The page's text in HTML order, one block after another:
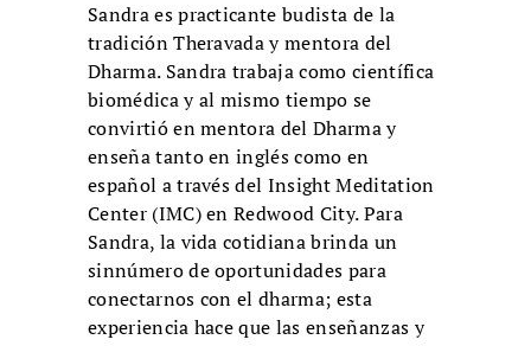
Sandra es practicante budista de la
tradición Theravada y mentora del
Dharma. Sandra trabaja como científica
biomédica y al mismo tiempo se
convirtió en mentora del Dharma y
enseña tanto en inglés como en
español a través del Insight Meditation
Center (IMC) en Redwood City. Para
Sandra, la vida cotidiana brinda un
sinnúmero de oportunidades para
conectarnos con el dharma; esta
experiencia hace que las enseñanzas y